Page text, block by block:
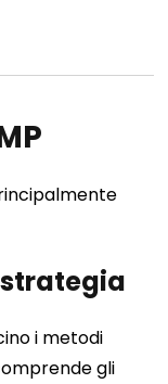
i metodi
gli